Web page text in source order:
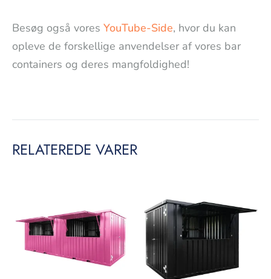
Besøg også vores YouTube-Side, hvor du kan
opleve de forskellige anvendelser af vores bar
containers og deres mangfoldighed!
RELATEREDE VARER